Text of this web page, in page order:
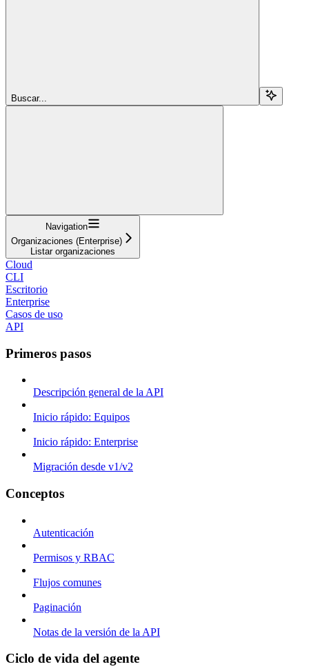
Buscar...
Navigation
Organizaciones (Enterprise)
Listar organizaciones
Cloud
CLI
Escritorio
Enterprise
Casos de uso
API
Primeros pasos
Descripción general de la API
Inicio rápido: Equipos
Inicio rápido: Enterprise
Migración desde v1/v2
Conceptos
Autenticación
Permisos y RBAC
Flujos comunes
Paginación
Notas de la versión de la API
Ciclo de vida del agente